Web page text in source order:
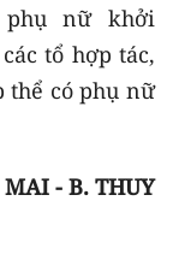
nữ khởi
tổ hợp tác,
thể có phụ nữ
MAI - B. THUY